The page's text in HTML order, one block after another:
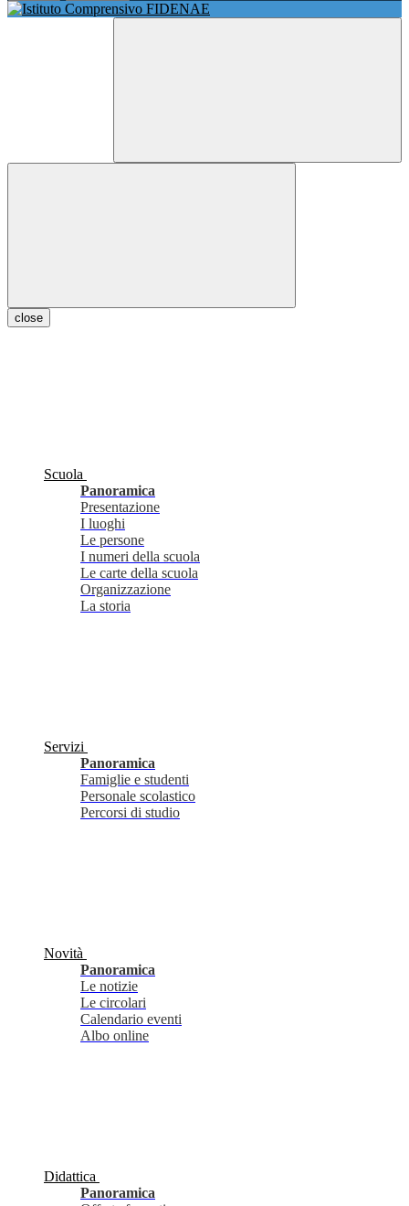
close
Scuola
Panoramica
Presentazione
I luoghi
Le persone
I numeri della scuola
Le carte della scuola
Organizzazione
La storia
Servizi
Panoramica
Famiglie e studenti
Personale scolastico
Percorsi di studio
Novità
Panoramica
Le notizie
Le circolari
Calendario eventi
Albo online
Didattica
Panoramica